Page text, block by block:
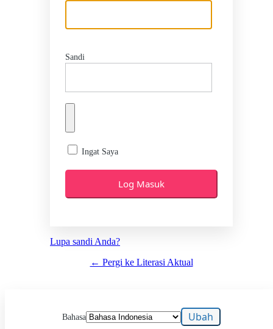
Sandi
Ingat Saya
Lupa sandi Anda?
← Pergi ke Literasi Aktual
Bahasa